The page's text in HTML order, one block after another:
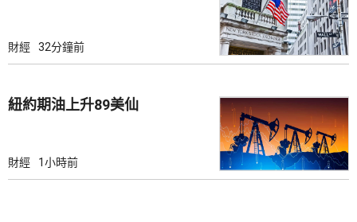
財經 32分鐘前
紐約期油上升89美仙
財經 1小時前